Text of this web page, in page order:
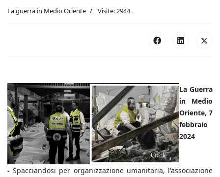
La guerra in Medio Oriente Visite: 2944
La Guerra
in Medio
Oriente, 7
febbraio
2024
-Spacciandosi per organizzazione umanitaria, l'associazione